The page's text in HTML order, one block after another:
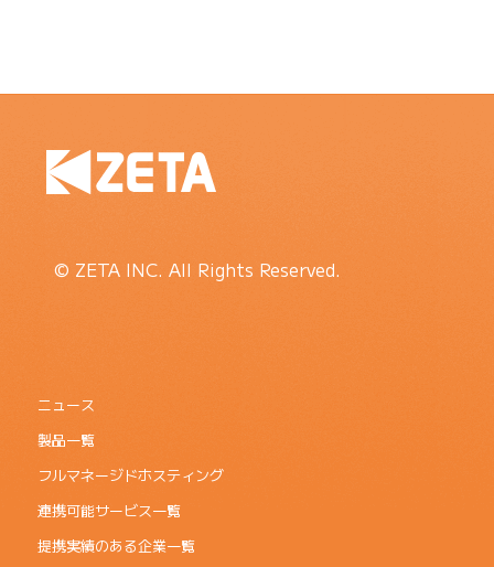
© ZETA INC. All Rights Reserved.
ニュース
製品一覧
フルマネージドホスティング
連携可能サービス一覧
提携実績のある企業一覧